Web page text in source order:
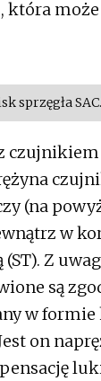
sprzęgła
z
(na
w
Z
są
w
on